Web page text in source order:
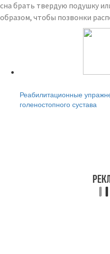
сна брать твердую подушку
образом, чтобы позвонки
Реабилитационные
голеностопного сустава